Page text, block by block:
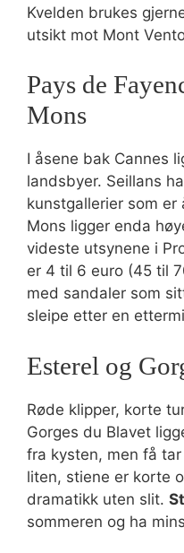
Kvelden brukes
utsikt mot Mont
Pays de
Mons
I åsene bak Cannes
landsbyer. Seillans
kunstgallerier som er
Mons ligger enda
videste utsynene i
er 4 til 6 euro (45 til
med sandaler som
sleipe etter en
Esterel og
Røde klipper, korte
Gorges du Blavet
fra kysten, men få
liten, stiene er korte
dramatikk uten slit.
sommeren og ha